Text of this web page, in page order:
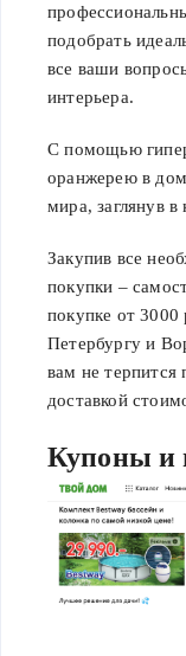
подобрать
все ваши
интерьера.
С помощью
оранжерею в
мира, заглянув в
Закупив все
покупки –
покупке от
Петербургу и
вам не терпится
доставкой
Купоны и